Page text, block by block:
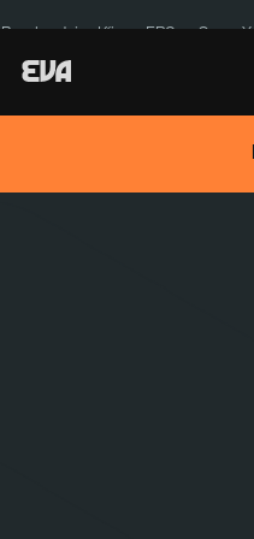
Bombardejos Kíiv ERC SpaceX